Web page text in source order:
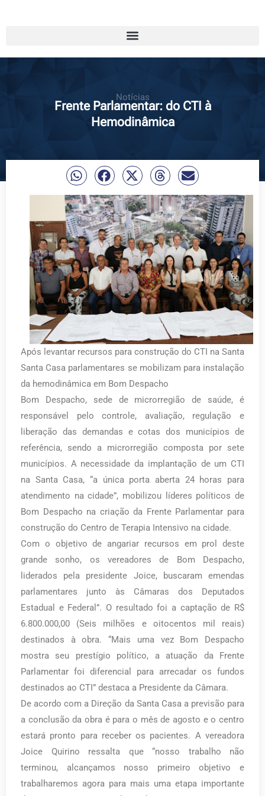
Notícias
Frente Parlamentar: do CTI à
Hemodinâmica
Após levantar recursos para construção do CTI na Santa
Santa Casa parlamentares se mobilizam para instalação
da hemodinâmica em Bom Despacho
Bom Despacho, sede de microrregião de saúde, é
responsável pelo controle, avaliação, regulação e
liberação das demandas e cotas dos municípios de
referência, sendo a microrregião composta por sete
municípios. A necessidade da implantação de um CTI
na Santa Casa, “a única porta aberta 24 horas para
atendimento na cidade”, mobilizou líderes políticos de
Bom Despacho na criação da Frente Parlamentar para
construção do Centro de Terapia Intensivo na cidade.
Com o objetivo de angariar recursos em prol deste
grande sonho, os vereadores de Bom Despacho,
liderados pela presidente Joice, buscaram emendas
parlamentares junto às Câmaras dos Deputados
Estadual e Federal”. O resultado foi a captação de R$
6.800.000,00 (Seis milhões e oitocentos mil reais)
destinados à obra. “Mais uma vez Bom Despacho
mostra seu prestígio político, a atuação da Frente
Parlamentar foi diferencial para arrecadar os fundos
destinados ao CTI” destaca a Presidente da Câmara.
De acordo com a Direção da Santa Casa a previsão para
a conclusão da obra é para o mês de agosto e o centro
estará pronto para receber os pacientes. A vereadora
Joice Quirino ressalta que “nosso trabalho não
terminou, alcançamos nosso primeiro objetivo e
trabalharemos agora para mais uma etapa importante